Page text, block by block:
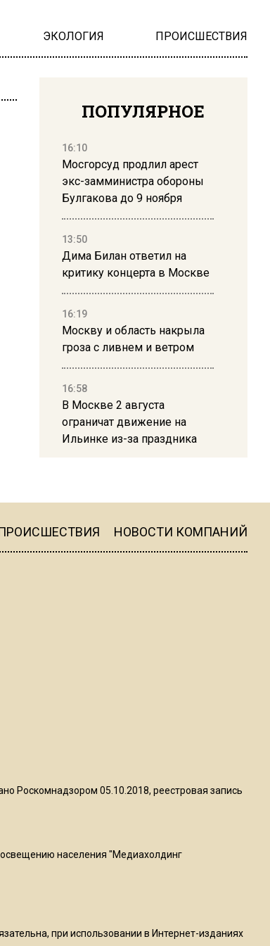
ЭКОЛОГИЯ ПРОИСШЕСТВИЯ
ПОПУЛЯРНОЕ
16:10
Мосгорсуд продлил арест
экс-замминистра обороны
Булгакова до 9 ноября
13:50
Дима Билан ответил на
критику концерта в Москве
16:19
Москву и область накрыла
гроза с ливнем и ветром
16:58
В Москве 2 августа
ограничат движение на
Ильинке из-за праздника
Telegram после обвинений
Роман Терюшков назвал
НОВОСТИ КОМПАНИЙ
Роскомнадзором 05.10.2018, реестровая запись
населения "Медиахолдинг
при использовании в Интернет-изданиях